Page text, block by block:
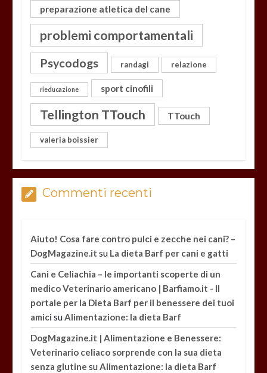
preparazione atletica del cane
problemi comportamentali
Psycodogs randagi relazione
rieducazione sport cinofili
Tellington TTouch TTouch
valeria boissier
Commenti recenti
Aiuto! Cosa fare contro pulci e zecche nei cani? –
DogMagazine.it su La dieta Barf per cani e gatti
Cani e Celiachia – le importanti scoperte di un
medico Veterinario americano | Barfiamo.it - Il
portale per la Dieta Barf per il benessere dei tuoi
amici suAlimentazione: la dieta Barf
DogMagazine.it | Alimentazione e Benessere:
Veterinario celiaco sorprende con la sua dieta
senza glutine suAlimentazione: la dieta Barf